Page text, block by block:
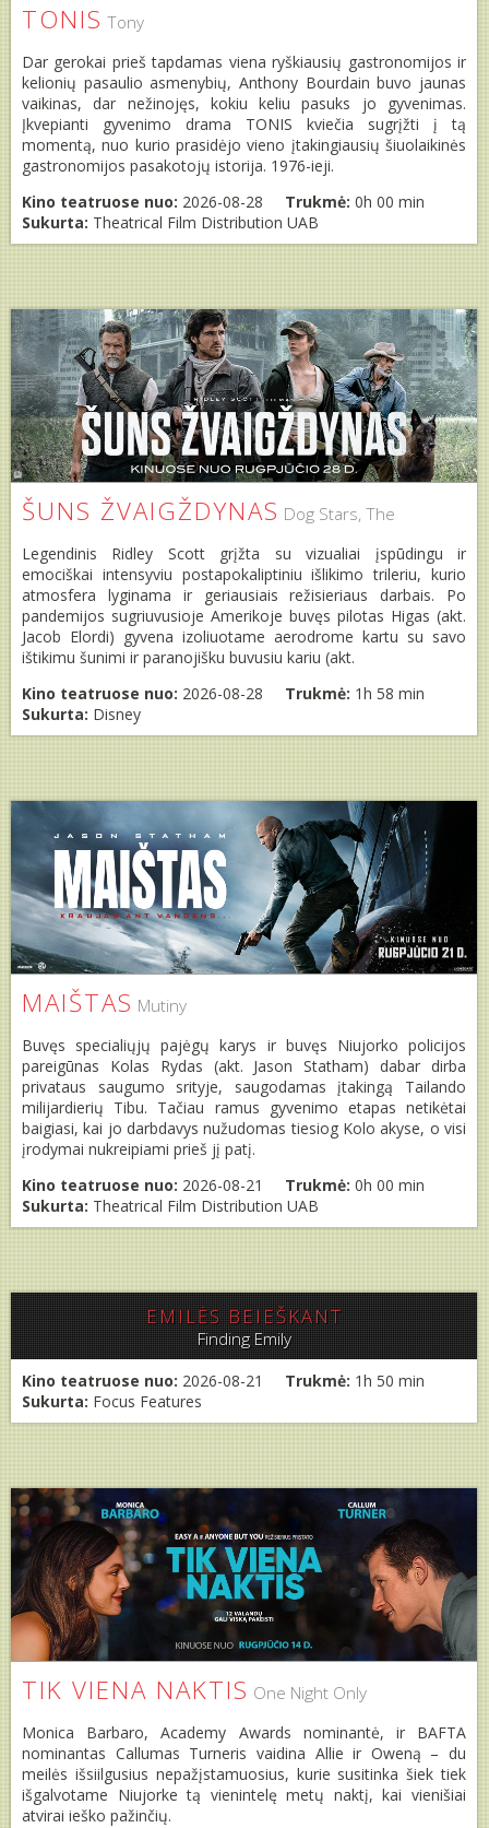
TONIS Tony
Dar gerokai prieš tapdamas viena ryškiausių gastronomijos ir
kelionių pasaulio asmenybių, Anthony Bourdain buvo jaunas
vaikinas, dar nežinojęs, kokiu keliu pasuks jo gyvenimas.
Įkvepianti gyvenimo drama TONIS kviečia sugrįžti į tą
momentą, nuo kurio prasidėjo vieno įtakingiausių šiuolaikinės
gastronomijos pasakotojų istorija. 1976-ieji.
Kino teatruose nuo: 2026-08-28 Trukmė: 0h 00 min
Sukurta: Theatrical Film Distribution UAB
ŠUNS ŽVAIGŽDYNAS Dog Stars, The
Legendinis Ridley Scott grįžta su vizualiai įspūdingu ir
emociškai intensyviu postapokaliptiniu išlikimo trileriu, kurio
atmosfera lyginama ir geriausiais režisieriaus darbais. Po
pandemijos sugriuvusioje Amerikoje buvęs pilotas Higas (akt.
Jacob Elordi) gyvena izoliuotame aerodrome kartu su savo
ištikimu šunimi ir paranojišku buvusiu kariu (akt.
Kino teatruose nuo: 2026-08-28 Trukmė: 1h 58 min
Sukurta: Disney
MAIŠTAS Mutiny
Buvęs specialiųjų pajėgų karys ir buvęs Niujorko policijos
pareigūnas Kolas Rydas (akt. Jason Statham) dabar dirba
privataus saugumo srityje, saugodamas įtakingą Tailando
milijardierių Tibu. Tačiau ramus gyvenimo etapas netikėtai
baigiasi, kai jo darbdavys nužudomas tiesiog Kolo akyse, o visi
įrodymai nukreipiami prieš jį patį.
Kino teatruose nuo: 2026-08-21 Trukmė: 0h 00 min
Sukurta: Theatrical Film Distribution UAB
EMILĖS BEIEŠKANT
Finding Emily
Kino teatruose nuo: 2026-08-21 Trukmė: 1h 50 min
Sukurta: Focus Features
TIK VIENA NAKTIS One Night Only
Monica Barbaro, Academy Awards nominantė, ir BAFTA
nominantas Callumas Turneris vaidina Allie ir Oweną – du
meilės išsiilgusius nepažįstamuosius, kurie susitinka šiek tiek
išgalvotame Niujorke tą vienintelę metų naktį, kai vienišiai
atvirai ieško pažinčių.